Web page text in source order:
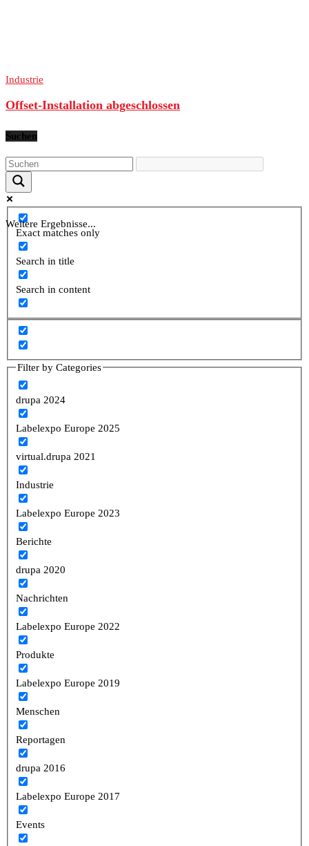
Industrie
Offset-Installation abgeschlossen
Suchen
Weitere Ergebnisse...
Exact matches only
Search in title
Search in content
Filter by Categories
drupa 2024
Labelexpo Europe 2025
virtual.drupa 2021
Industrie
Labelexpo Europe 2023
Berichte
drupa 2020
Nachrichten
Labelexpo Europe 2022
Produkte
Labelexpo Europe 2019
Menschen
Reportagen
drupa 2016
Labelexpo Europe 2017
Events